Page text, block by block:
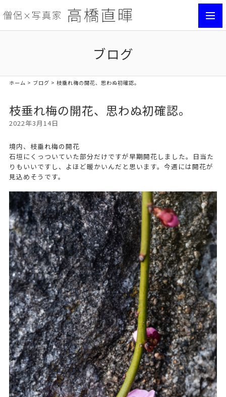
ブログ
ホーム > ブログ > 枝垂れ梅の開花、思わぬ初確認。
枝垂れ梅の開花、思わぬ初確認。
2022年3月14日
境内、枝垂れ梅の開花
石垣にくっついていた部分だけですが早期開花しました。日当た
りもいいですし、よほど暖かいんだと思います。今週には開花が
見込めそうです。